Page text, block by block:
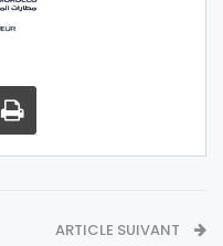
ARTICLE SUIVANT